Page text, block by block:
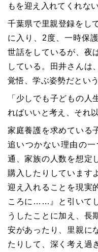
もを迎え入れてくれな
千葉県で里親登録をし
に入り、2度、一時保
世話をしているが、夜
している。田井さんは
覚悟、学ぶ姿勢だとい
「少しでも子どもの人
ればいいと考え、それ
家庭養護を求めている
追いつかない理由の
通、家族の人数を想定
購入したりしています
迎え入れることを現実
ころに……』と引いて
うしたことに加え、長
安があったり、里親に
たりして、深く考え過